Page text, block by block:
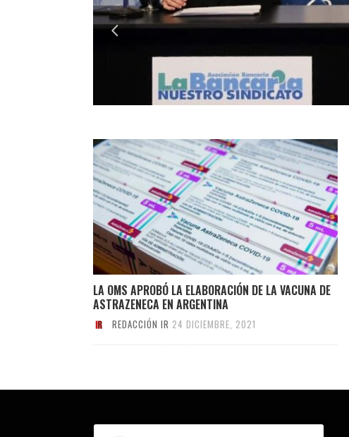
LA OMS APROBÓ LA ELABORACIÓN DE LA VACUNA DE
ASTRAZENECA EN ARGENTINA
REDACCIÓN IR 24 DICIEMBRE, 2021